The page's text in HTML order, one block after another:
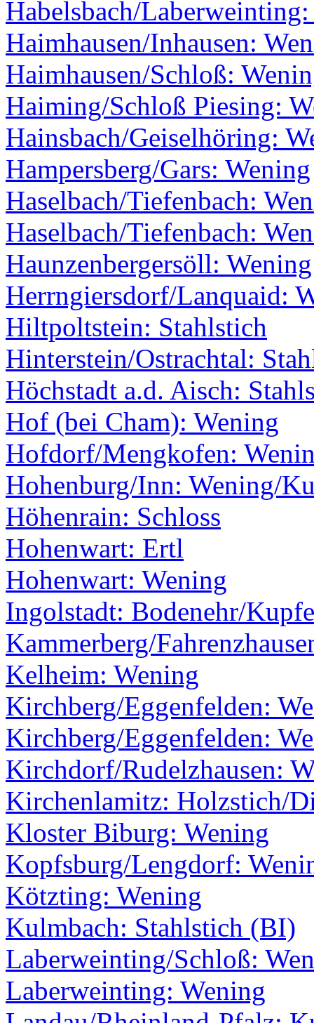
Habelsbach/
Haimhausen/Inhausen:
Haimhausen/Schloß:
Haiming/Schloß Piesing:
Hainsbach/Geiselhöring:
Hampersberg/Gars: Wening
Haselbach/Tiefenbach:
Haselbach/Tiefenbach:
Haunzenbergersöll: Wening
Herrngiersdorf/Lanquaid:
Hiltpoltstein: Stahlstich
Hinterstein/Ostrachtal:
Höchstadt a.d. Aisch:
Hof (bei Cham): Wening
Hofdorf/Mengkofen:
Hohenburg/Inn: Wening/
Höhenrain: Schloss
Hohenwart: Ertl
Hohenwart: Wening
Ingolstadt: Bodenehr/
Kammerberg/
Kelheim: Wening
Kirchberg/Eggenfelden:
Kirchberg/Eggenfelden:
Kirchdorf/Rudelzhausen:
Kirchenlamitz: Holzstich/
Kloster Biburg: Wening
Kopfsburg/Lengdorf:
Kötzting: Wening
Kulmbach: Stahlstich (BI)
Laberweinting/Schloß:
Laberweinting: Wening